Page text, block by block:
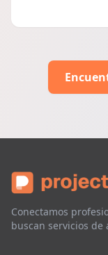
Conectamos
buscan servicios